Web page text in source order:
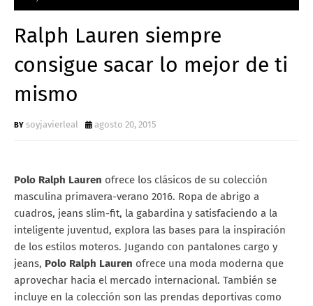
Ralph Lauren siempre
consigue sacar lo mejor de ti
mismo
soyjavierleal agosto 20, 2015
Polo Ralph Lauren ofrece los clásicos de su colección
masculina primavera-verano 2016. Ropa de abrigo a
cuadros, jeans slim-fit, la gabardina y satisfaciendo a la
inteligente juventud, explora las bases para la inspiración
de los estilos moteros. Jugando con pantalones cargo y
jeans, Polo Ralph Lauren ofrece una moda moderna que
aprovechar hacia el mercado internacional. También se
incluye en la colección son las prendas deportivas como